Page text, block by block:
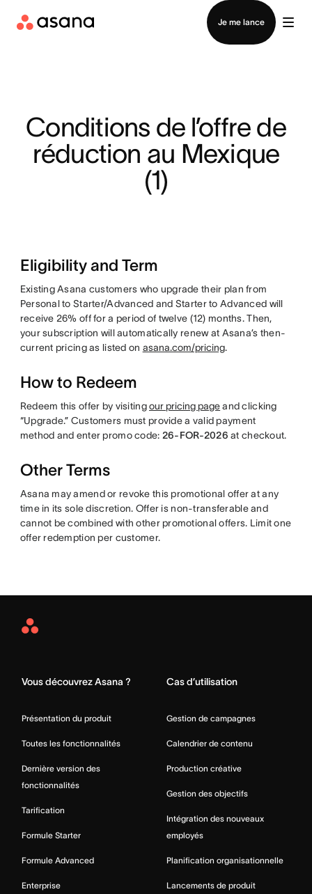
Je me lance
Contacter le service commercial
Conditions de l’offre de
réduction au Mexique
(1)
Eligibility and Term
Existing Asana customers who upgrade their plan from
Personal to Starter/Advanced and Starter to Advanced will
receive 26% off for a period of twelve (12) months. Then,
your subscription will automatically renew at Asana’s then-
current pricing as listed on asana.com/pricing.
How to Redeem
Redeem this offer by visitingour pricing pageand clicking
“Upgrade.” Customers must provide a valid payment
method and enter promo code: 26-FOR-2026 at checkout.
Other Terms
Asana may amend or revoke this promotional offer at any
time in its sole discretion. Offer is non-transferable and
cannot be combined with other promotional offers. Limit one
offer redemption per customer.
Asana
Vous découvrez Asana ?
Présentation du produit
Toutes les fonctionnalités
Dernière version des
fonctionnalités
Tarification
Formule Starter
Formule Advanced
Enterprise
Cas d’utilisation
Gestion de campagnes
Calendrier de contenu
Production créative
Gestion des objectifs
Intégration des nouveaux
employés
Planification organisationnelle
Lancements de produit